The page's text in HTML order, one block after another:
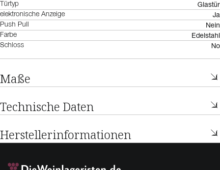
Türtyp Glastür
elektronische Anzeige Ja
Push Pull Nein
Farbe Edelstahl
Schloss No
Maße
Technische Daten
Herstellerinformationen